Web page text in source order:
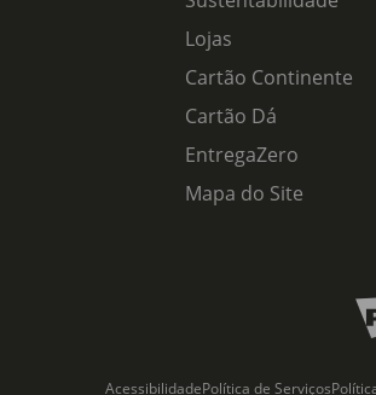
Lojas
Cartão Continente
Cartão Dá
EntregaZero
Mapa do Site
AcessibilidadePolítica de Serviços